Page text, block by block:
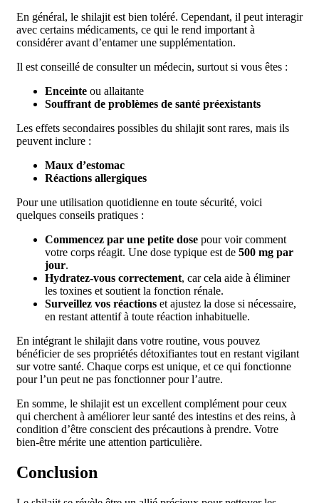
En général, le shilajit est bien toléré. Cependant, il peut interagir
avec certains médicaments, ce qui le rend important à
considérer avant d’entamer une supplémentation.
Il est conseillé de consulter un médecin, surtout si vous êtes :
Enceinte ou allaitante
Souffrant de problèmes de santé préexistants
Les effets secondaires possibles du shilajit sont rares, mais ils
peuvent inclure :
Maux d’estomac
Réactions allergiques
Pour une utilisation quotidienne en toute sécurité, voici
quelques conseils pratiques :
Commencez par une petite dose pour voir comment
votre corps réagit. Une dose typique est de 500 mg par
jour.
Hydratez-vous correctement, car cela aide à éliminer
les toxines et soutient la fonction rénale.
Surveillez vos réactions et ajustez la dose si nécessaire,
en restant attentif à toute réaction inhabituelle.
En intégrant le shilajit dans votre routine, vous pouvez
bénéficier de ses propriétés détoxifiantes tout en restant vigilant
sur votre santé. Chaque corps est unique, et ce qui fonctionne
pour l’un peut ne pas fonctionner pour l’autre.
En somme, le shilajit est un excellent complément pour ceux
qui cherchent à améliorer leur santé des intestins et des reins, à
condition d’être conscient des précautions à prendre. Votre
bien-être mérite une attention particulière.
Conclusion